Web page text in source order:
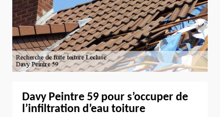
Davy Peintre 59 pour s’occuper de
l’infiltration d’eau toiture